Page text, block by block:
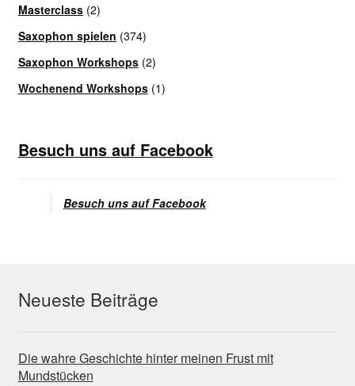
Masterclass(2)
Saxophon spielen (374)
Saxophon Workshops(2)
Wochenend Workshops(1)
Besuch uns auf Facebook
Besuch uns auf Facebook
Neueste Beiträge
Die wahre Geschichte hinter meinen Frust mit
Mundstücken